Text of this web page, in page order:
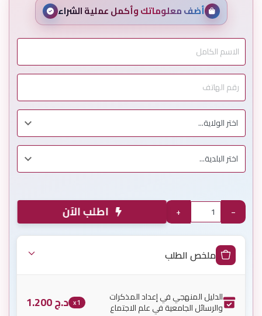
أضف معلوماتك وأكمل عملية الشراء
−
+ اطلب الآن
ملخص الطلب
الدليل المنهجي في إعداد المذكرات
والرسائل الجامعية في علم الاجتماع x1 د.ج